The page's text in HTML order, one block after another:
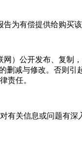
为有偿提供给购买
）公开发布、复制
减与修改。否则
责任。
有关信息或问题有